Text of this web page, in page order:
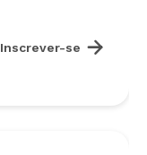
Inscrever-se 